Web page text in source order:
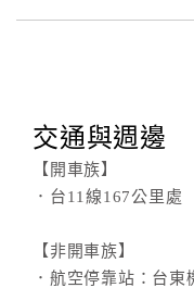
交通與週邊
【開車族】
．台11線167公里處
【非開車族】
．航空停靠站：台